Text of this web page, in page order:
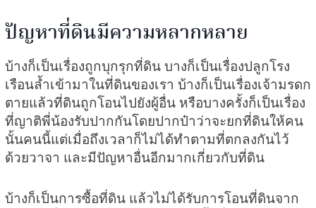
ปัญหาที่ดินมีความหลากหลาย
บ้างก็เป็นเรื่องถูกบุกรุกที่ดิน บางก็เป็นเรื่องปลูกโรง
เรือนล้ำเข้ามาในที่ดินของเรา บ้างก็เป็นเรื่องเจ้ามรดก
ตายแล้วที่ดินถูกโอนไปยังผู้อื่น หรือบางครั้งก็เป็นเรื่อง
ที่ญาติพี่น้องรับปากกันโดยปากป๋าว่าจะยกที่ดินให้คน
นั้นคนนี้แต่เมื่อถึงเวลาก็ไม่ได้ทำตามที่ตกลงกันไว้
ด้วยวาจา และมีปัญหาอื่นอีกมากเกี่ยวกับที่ดิน
บ้างก็เป็นการซื้อที่ดิน แล้วไม่ได้รับการโอนที่ดินจาก